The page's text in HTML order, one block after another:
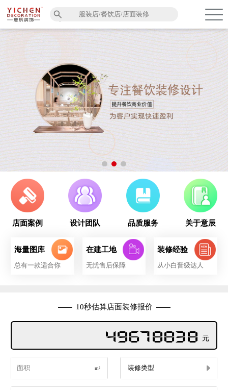
店面案例 设计团队 品质服务 关于意辰
海量图库
总有一款适合你
在建工地
无忧售后保障
装修经验
从小白晋级达人
10秒估算店面装修报价
18382282